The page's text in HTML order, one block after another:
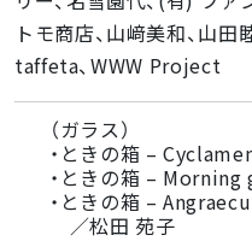
トモ商店、山﨑美和、山
taffeta、WWW Project
（ガラス）
・ときの箱 –
・ときの箱 – Morning
・ときの箱 –
／松田 苑子